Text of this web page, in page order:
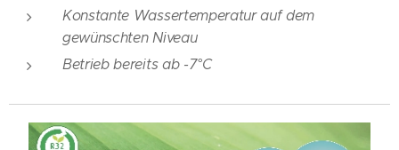
Konstante Wassertemperatur auf dem
gewünschten Niveau
Betrieb bereits ab -7°C